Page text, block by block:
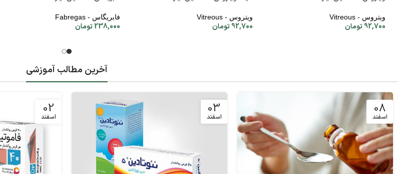
ویتروس - Vitreous
92,700تومان
ویتروس - Vitreous
92,700تومان
فابریگاس - Fabregas
238,000تومان
آخرین مطالب آموزشی
08
اسفند
03
اسفند
02
اسفند